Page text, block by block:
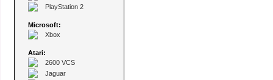
PlayStation 2
Microsoft:
Xbox
Atari:
2600 VCS
Jaguar